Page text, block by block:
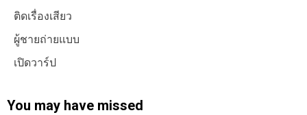
ติดเรื่องเสียว
ผู้ชายถ่ายแบบ
เปิดวาร์ป
You may have missed